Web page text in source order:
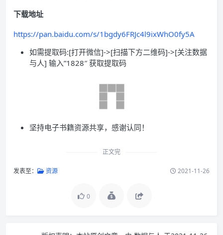
下载地址
https://pan.baidu.com/s/1bgdy6FRJc4l9ixWhO0fy5A
如需提取码:[打开微信]->[扫描下方二维码]->[关注数据
与人] 输入”1828″ 获取提取码
坚持电子书籍资源共享，感谢认同！
正文完
发表至： 资源 2021-11-26
0